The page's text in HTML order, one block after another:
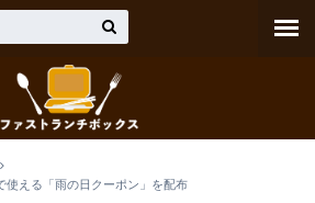
使える「雨の日クーポン」を配布